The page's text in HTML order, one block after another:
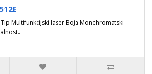
Tip Multifunkcijski laser Boja Monohromatski